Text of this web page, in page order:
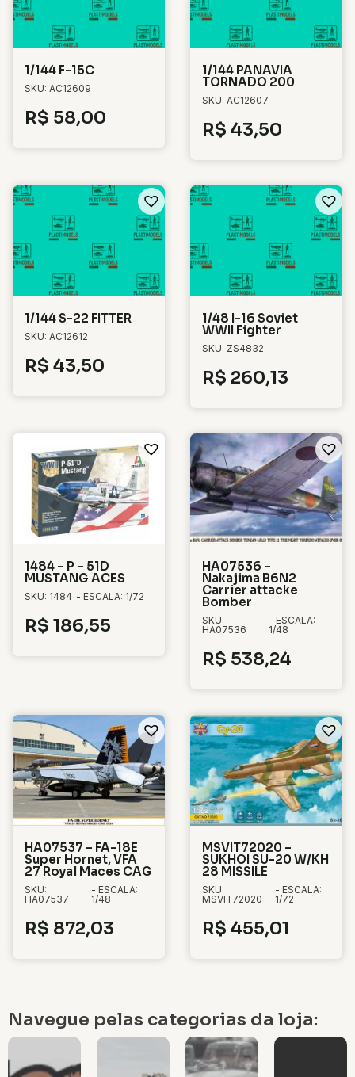
1/144 F-15C
SKU: AC12609
R$ 58,00
1/144 PANAVIA
TORNADO 200
SKU: AC12607
R$ 43,50
1/144 S-22 FITTER
SKU: AC12612
R$ 43,50
1/48 I-16 Soviet
WWII Fighter
SKU: ZS4832
R$ 260,13
1484 – P – 51D
MUSTANG ACES
SKU: 1484 - ESCALA: 1/72
R$ 186,55
HA07536 –
Nakajima B6N2
Carrier attacke
Bomber
SKU:
HA07536
- ESCALA:
1/48
R$ 538,24
HA07537 – FA-18E
Super Hornet, VFA
27 Royal Maces CAG
SKU:
HA07537
- ESCALA:
1/48
R$ 872,03
MSVIT72020 –
SUKHOI SU-20 W/KH
28 MISSILE
SKU:
MSVIT72020
- ESCALA:
1/72
R$ 455,01
Navegue pelas categorias da loja: